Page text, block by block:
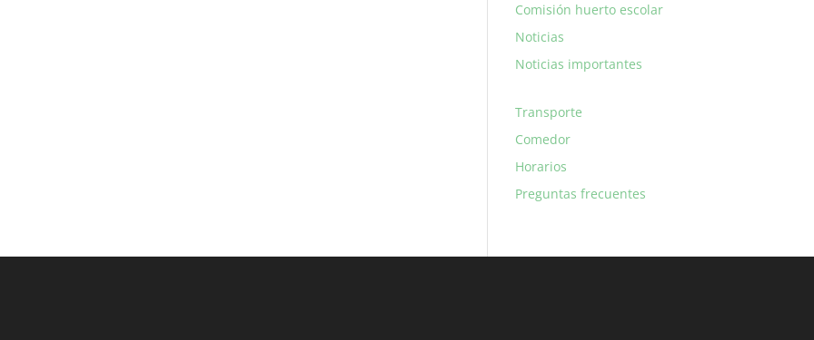
Comisión huerto escolar
Noticias
Noticias importantes
Transporte
Comedor
Horarios
Preguntas frecuentes